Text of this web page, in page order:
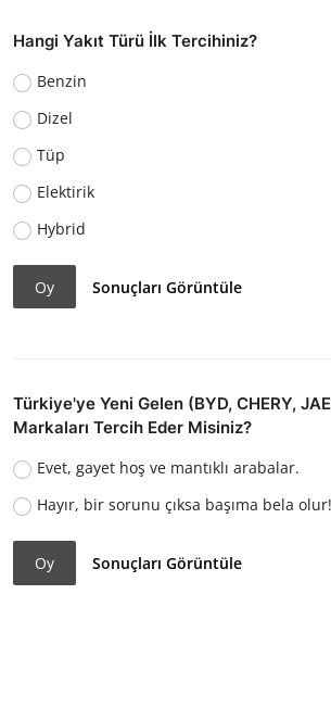
Hangi Yakıt Türü İlk Tercihiniz?
Benzin
Dizel
Tüp
Elektirik
Hybrid
Oy Sonuçları Görüntüle
Türkiye'ye Yeni Gelen (BYD, CHERY,
Markaları Tercih Eder Misiniz?
Evet, gayet hoş ve mantıklı arabalar.
Hayır, bir sorunu çıksa başıma bela olur!
Oy Sonuçları Görüntüle